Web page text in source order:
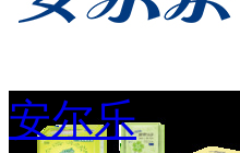
安尔乐